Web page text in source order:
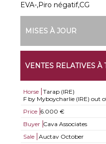
EVA-,Piro négatif,CG
MISES À JOUR
VENTES RELATIVES À
Horse
Tarap (IRE)
F by Myboycharlie (IRE) out
Price 6.000 €
Buyer Cava Associates
Sale
Auctav October